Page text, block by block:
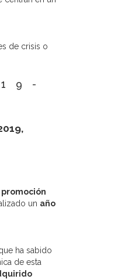
de crisis o
promoción
un año
ha sabido
de esta